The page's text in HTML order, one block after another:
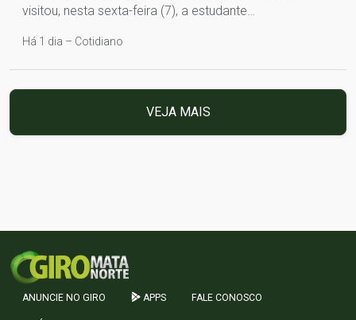
visitou, nesta sexta-feira (7), a estudante…
Há 1 dia – Cotidiano
VEJA MAIS
ANUNCIE NO GIRO APPS FALE CONOSCO